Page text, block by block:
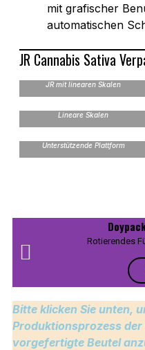
mit grafischer
automatischen
JR Cannabis Sativa
JR mit linearen Skalen
Lineare Skalen
Unterstützende Plattform
Rotierendes
Bitte klicken Sie unten,
Produktionsprozess
vorgefertigte Beutel